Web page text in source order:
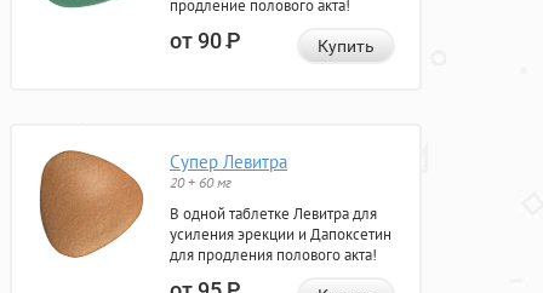
продление полового акта!
от 90Р Купить
Супер Левитра
20 + 60 мг
В одной таблетке Левитра для
усиления эрекции и Дапоксетин
для продления полового акта!